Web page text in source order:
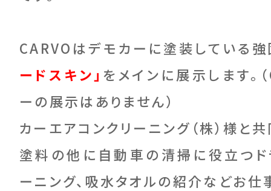
CARVOはデモカーに塗装している
ードスキン」 をメインに展示します。
ーの展示はありません）
カーエアコンクリーニング（株）様と
塗料の他に自動車の清掃に役立つド
ーニング、吸水タオルの紹介などお